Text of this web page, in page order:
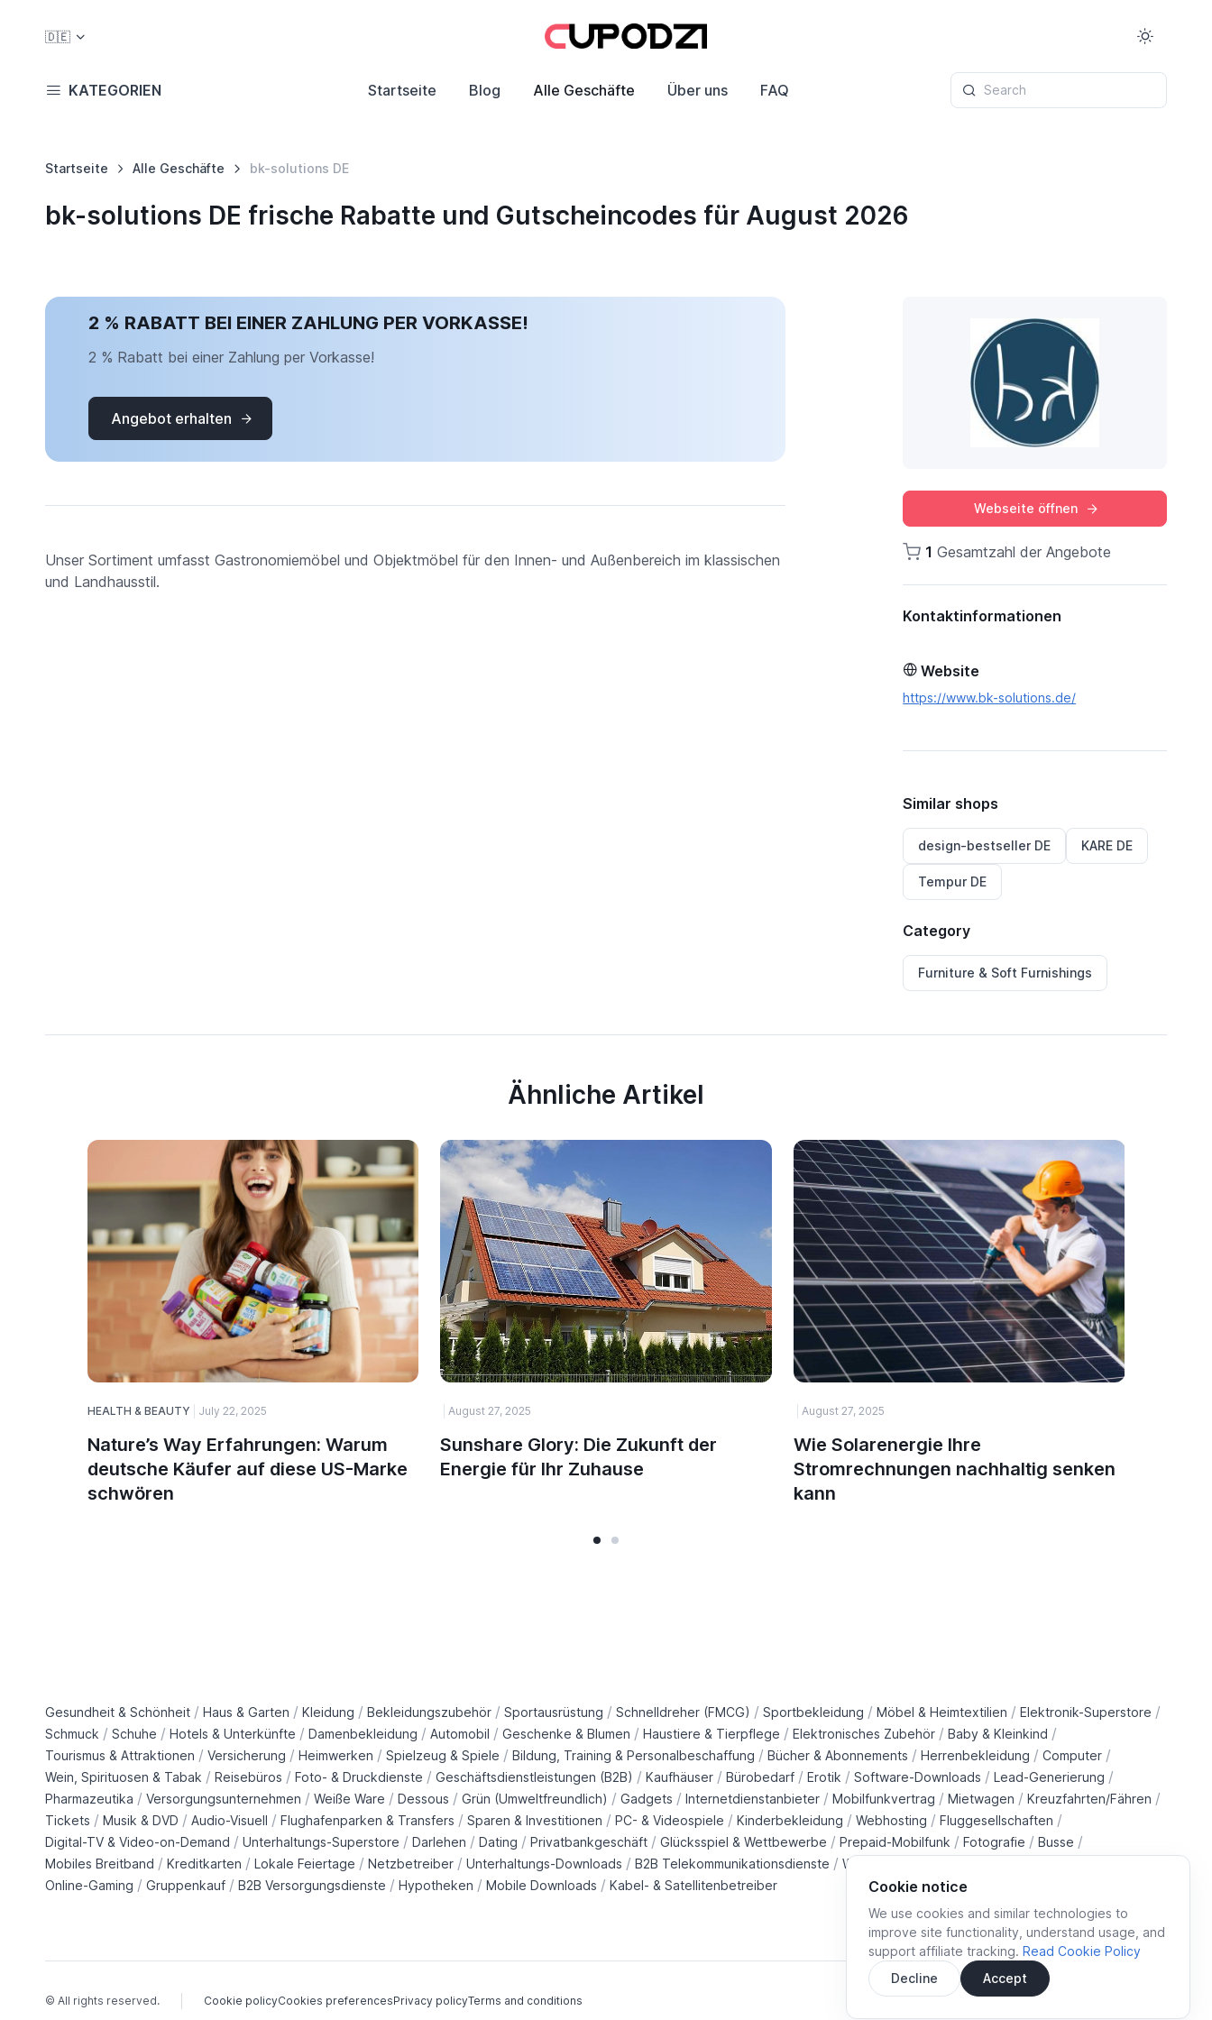
Cookie notice
We use cookies and similar technologies to
improve site functionality, understand usage, and
support affiliate tracking. Read Cookie Policy
Decline
Accept
🇩🇪
KATEGORIEN Startseite Blog Alle Geschäfte Über uns FAQ Search
Startseite Alle Geschäfte bk-solutions DE
bk-solutions DE frische Rabatte und Gutscheincodes für August 2026
2 % RABATT BEI EINER ZAHLUNG PER VORKASSE!
2 % Rabatt bei einer Zahlung per Vorkasse!
Angebot erhalten
Unser Sortiment umfasst Gastronomiemöbel und Objektmöbel für den Innen- und Außenbereich im klassischen
und Landhausstil.
Webseite öffnen
1 Gesamtzahl der Angebote
Kontaktinformationen
Website
https://www.bk-solutions.de/
Similar shops
design-bestseller DE KARE DE
Tempur DE
Category
Furniture & Soft Furnishings
Ähnliche Artikel
HEALTH & BEAUTY July 22, 2025
Nature’s Way Erfahrungen: Warum
deutsche Käufer auf diese US-Marke
schwören
August 27, 2025
Sunshare Glory: Die Zukunft der
Energie für Ihr Zuhause
August 27, 2025
Wie Solarenergie Ihre
Stromrechnungen nachhaltig senken
kann
Gesundheit & Schönheit / Haus & Garten / Kleidung / Bekleidungszubehör / Sportausrüstung / Schnelldreher (FMCG) / Sportbekleidung / Möbel & Heimtextilien / Elektronik-Superstore /
Schmuck / Schuhe / Hotels & Unterkünfte / Damenbekleidung / Automobil / Geschenke & Blumen / Haustiere & Tierpflege / Elektronisches Zubehör / Baby & Kleinkind /
Tourismus & Attraktionen / Versicherung / Heimwerken / Spielzeug & Spiele / Bildung, Training & Personalbeschaffung / Bücher & Abonnements / Herrenbekleidung / Computer /
Wein, Spirituosen & Tabak / Reisebüros / Foto- & Druckdienste / Geschäftsdienstleistungen (B2B) / Kaufhäuser / Bürobedarf / Erotik / Software-Downloads / Lead-Generierung /
Pharmazeutika / Versorgungsunternehmen / Weiße Ware / Dessous / Grün (Umweltfreundlich) / Gadgets / Internetdienstanbieter / Mobilfunkvertrag / Mietwagen / Kreuzfahrten/Fähren /
Tickets / Musik & DVD / Audio-Visuell / Flughafenparken & Transfers / Sparen & Investitionen / PC- & Videospiele / Kinderbekleidung / Webhosting / Fluggesellschaften /
Digital-TV & Video-on-Demand / Unterhaltungs-Superstore / Darlehen / Dating / Privatbankgeschäft / Glücksspiel & Wettbewerbe / Prepaid-Mobilfunk / Fotografie / Busse /
Mobiles Breitband / Kreditkarten / Lokale Feiertage / Netzbetreiber / Unterhaltungs-Downloads / B2B Telekommunikationsdienste / Wohltätigkeitsorganisationen
Online-Gaming / Gruppenkauf / B2B Versorgungsdienste / Hypotheken / Mobile Downloads / Kabel- & Satellitenbetreiber
Cookie policyCookies preferencesPrivacy policyTerms and conditions
© All rights reserved.